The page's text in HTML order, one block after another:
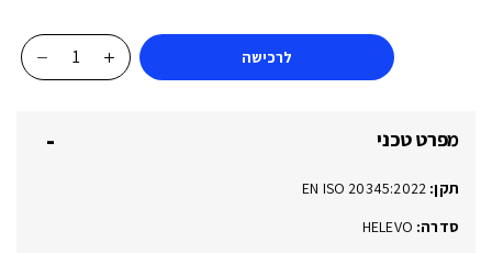
כמות
HIGH
לרכישה
מפרט טכני
תקן: EN ISO 20345:2022
סדרה: